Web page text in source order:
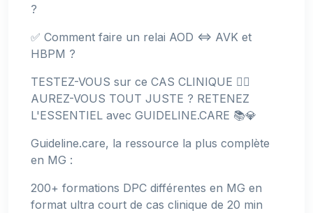
?
✅ Comment faire un relai AOD <=> AVK et
HBPM ?
TESTEZ-VOUS sur ce CAS CLINIQUE 👉🏻
AUREZ-VOUS TOUT JUSTE ? RETENEZ
L'ESSENTIEL avec GUIDELINE.CARE 📚💎
Guideline.care, la ressource la plus complète
en MG :
200+ formations DPC différentes en MG en
format ultra court de cas clinique de 20 min